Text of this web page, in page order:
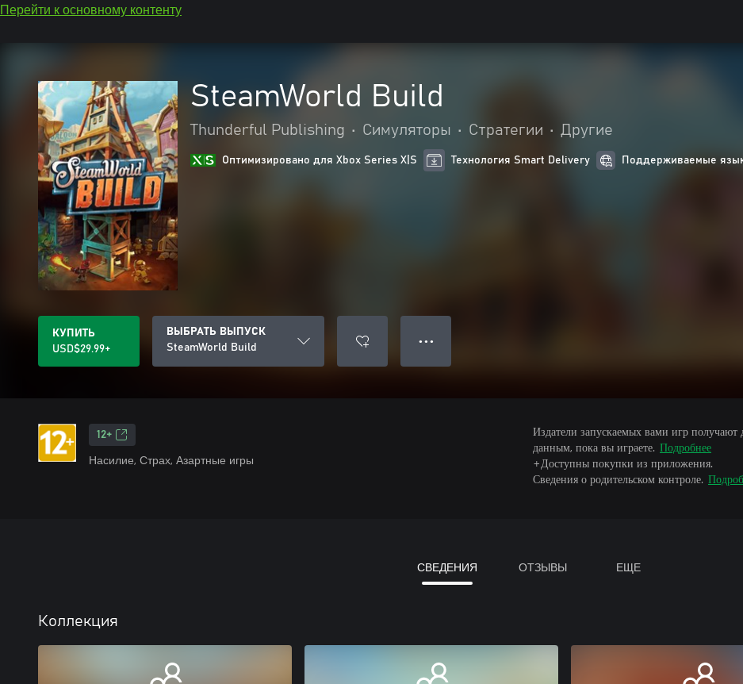
Перейти к основному контенту
SteamWorld Build
Thunderful Publishing • Симуляторы • Стратегии • Другие
Оптимизировано для Xbox Series X|S Технология Smart Delivery Поддерживаемые
КУПИТЬ
USD$29.99+
ВЫБРАТЬ ВЫПУСК
SteamWorld Build
● ● ●
12+
Насилие, Страх, Азартные игры
Издатели запускаемых вами игр
данным, пока вы играете. Подробнее
+Доступны покупки из приложения.
Сведения о родительском контроле.
СВЕДЕНИЯ ОТЗЫВЫ ЕЩЕ
Коллекция